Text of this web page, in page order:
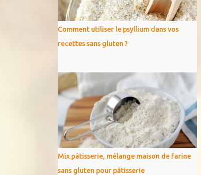
Comment utiliser le psyllium dans vos
recettes sans gluten ?
Mix pâtisserie, mélange maison de farine
sans gluten pour pâtisserie